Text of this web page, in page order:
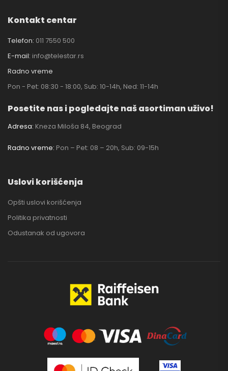
Kontakt centar
Telefon: 011 7550 500
E-mail: info@telestar.rs
Radno vreme
Pon - Pet: 08:30 - 18:00, Sub: 10-14h, Ned: 11-14h
Posetite nas i pogledajte naš asortiman uživo!
Adresa: Kneza Miloša 84, Beograd
Radno vreme: Pon – Pet: 08 – 20h, Sub: 09-15h
Uslovi korišćenja
Opšti uslovi korišćenja
Politika privatnosti
Odustanak od ugovora